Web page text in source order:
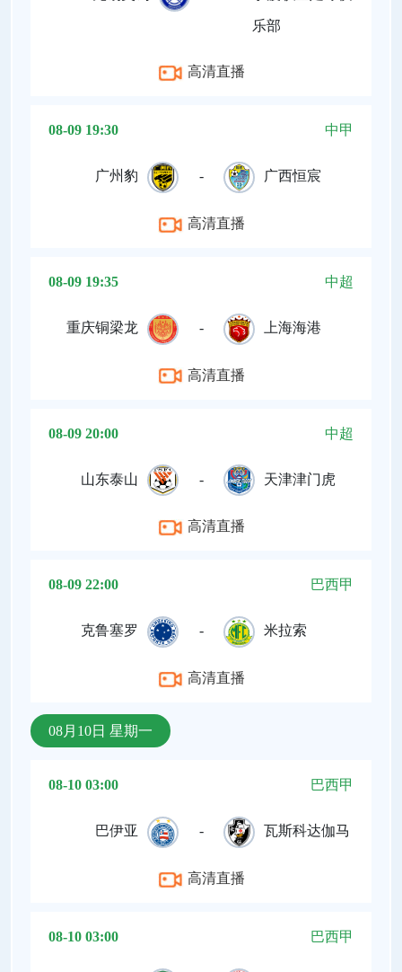
乐部
高清直播
08-09 19:30 中甲
广州豹 - 广西恒宸
高清直播
08-09 19:35 中超
重庆铜梁龙 - 上海海港
高清直播
08-09 20:00 中超
山东泰山 - 天津津门虎
高清直播
08-09 22:00 巴西甲
克鲁塞罗 - 米拉索
高清直播
08月10日 星期一
08-10 03:00 巴西甲
巴伊亚 - 瓦斯科达伽马
高清直播
08-10 03:00 巴西甲